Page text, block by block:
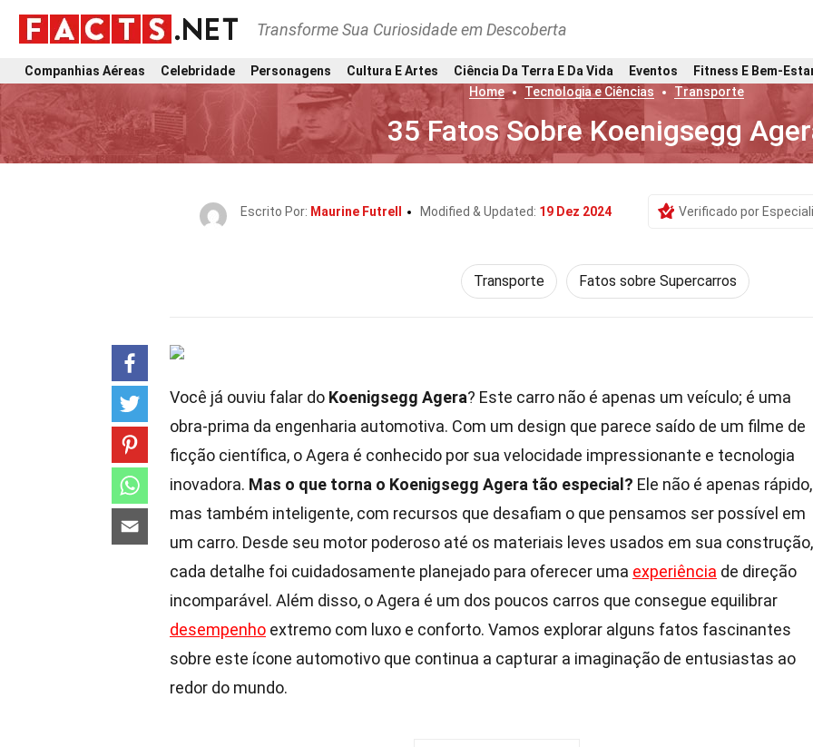
Transforme Sua Curiosidade em Descoberta
Companhias Aéreas Celebridade Personagens Cultura E Artes Ciência Da Terra E Da Vida Eventos
Fitness E Bem-
Home
Tecnologia e Ciências Transporte
35 Fatos Sobre Koenigsegg
Escrito Por: Maurine Futrell Modified & Updated: 19 Dez 2024 Verificado por
Transporte Fatos sobre Supercarros
Você já ouviu falar do Koenigsegg Agera? Este carro não é apenas um veículo; é uma
obra-prima da engenharia automotiva. Com um design que parece saído de um filme de
ficção científica, o Agera é conhecido por sua velocidade impressionante e tecnologia
inovadora. Mas o que torna o Koenigsegg Agera tão especial? Ele não é apenas rápido,
mas também inteligente, com recursos que desafiam o que pensamos ser possível em
um carro. Desde seu motor poderoso até os materiais leves usados em sua construção,
cada detalhe foi cuidadosamente planejado para oferecer uma experiência de direção
incomparável. Além disso, o Agera é um dos poucos carros que consegue equilibrar
desempenho extremo com luxo e conforto. Vamos explorar alguns fatos fascinantes
sobre este ícone automotivo que continua a capturar a imaginação de entusiastas ao
redor do mundo.